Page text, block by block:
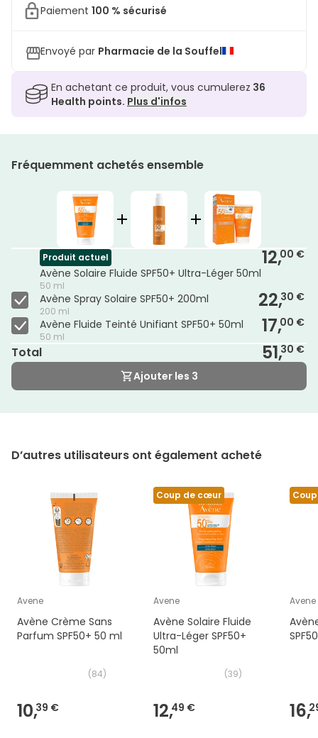
Paiement 100 % sécurisé
Envoyé par Pharmacie de la Souffel
En achetant ce produit, vous cumulerez 36
Health points. Plus d'infos
Fréquemment achetés ensemble
Produit actuel
Avène Solaire Fluide SPF50+ Ultra-Léger 50ml
50 ml
12,00 €
Avène Spray Solaire SPF50+ 200ml
200 ml 22,30 €
Avène Fluide Teinté Unifiant SPF50+ 50ml
50 ml 17,00 €
Total 51,30 €
Ajouter les 3
D’autres utilisateurs ont également acheté
Avene
Avène Crème Sans
Parfum SPF50+ 50 ml
(84)
10,39 €
Coup de cœur
Avene
Avène Solaire Fluide
Ultra-Léger SPF50+
50ml
(39)
12,49 €
Avene
16,